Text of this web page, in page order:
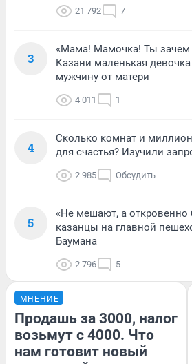
21 792 7
3
«Мама! Мамочка! Ты зачем
Казани маленькая
мужчину от матери
4 011 1
4
Сколько комнат и
для счастья? Изучили
2 985 Обсудить
5
«Не мешают, а откровенно
казанцы на главной
Баумана
2 796 5
МНЕНИЕ
Продашь за 3000, налог
возьмут с 4000. Что
нам готовит новый